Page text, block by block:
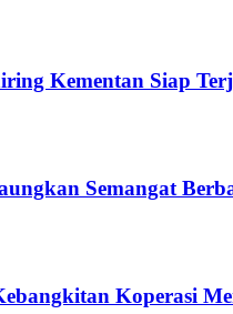
Kementan Siap
Semangat
Koperasi